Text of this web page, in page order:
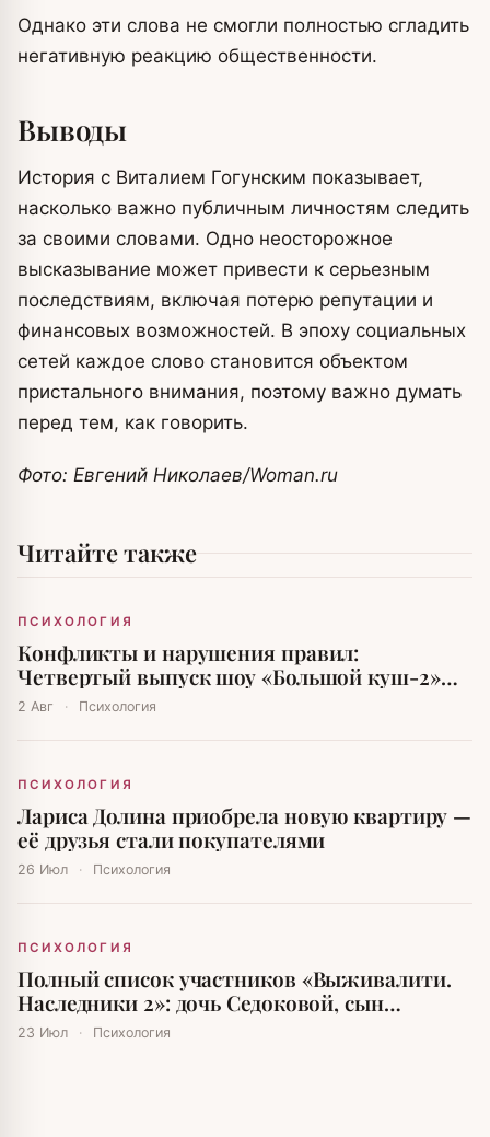
Однако эти слова не смогли полностью сгладить
негативную реакцию общественности.
Выводы
История с Виталием Гогунским показывает,
насколько важно публичным личностям следить
за своими словами. Одно неосторожное
высказывание может привести к серьезным
последствиям, включая потерю репутации и
финансовых возможностей. В эпоху социальных
сетей каждое слово становится объектом
пристального внимания, поэтому важно думать
перед тем, как говорить.
Фото: Евгений Николаев/Woman.ru
Читайте также
ПСИХОЛОГИЯ
Конфликты и нарушения правил:
Четвертый выпуск шоу «Большой куш-2»
вызвал бурю эмоций
2 Авг · Психология
ПСИХОЛОГИЯ
Лариса Долина приобрела новую квартиру —
её друзья стали покупателями
26 Июл · Психология
ПСИХОЛОГИЯ
Полный список участников «Выживалити.
Наследники 2»: дочь Седоковой, сын
Авербуха и внутренние Буйновы
23 Июл · Психология